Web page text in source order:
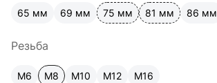
65 мм 69 мм 75 мм 81 мм 86 мм
Резьба
М6 М8 М10 М12 М16